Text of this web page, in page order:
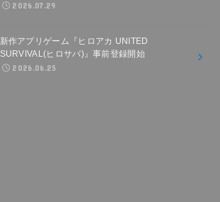
2026.07.29
新作アプリゲーム『ヒロアカ UNITED
SURVIVAL(ヒロサバ)』事前登録開始
2026.06.25